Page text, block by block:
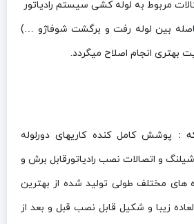
مربوط به لوله کشی سیستم رادیاتور
بین لوله رفت و برگشت شوفاژو …)
بهتری انجام اصلاح میگردد.
: پوشش کامل کنده کاریهای دورلوله
شیلنگ و اتصالات نصب رادیاتورقابل برش و
های مختلف طولی تولید شده از بهترین
زیبا و شکیل قابل نصب قبل و بعد از